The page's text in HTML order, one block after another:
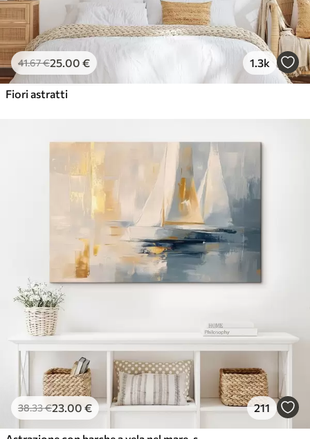
41.67€25.00 € 1.3k
Fiori astratti
38.33€23.00 € 211